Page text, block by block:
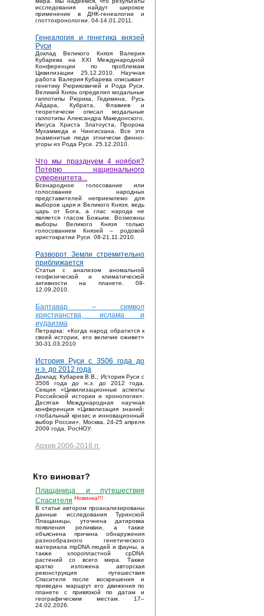
исследования найдут широкое
применение в ДНК-генеалогии и
глоттохронологии. 04-14.01.2011.
Генеалогия и генетика князей
Руси
Доклад Великого Князя Валерия
Кубарева на XXI Международной
Конференции по проблемам
Цивилизации 25.12.2010. Научная
работа Валерия Кубарева описывает
генетику Рюриковичей и Рода Руси.
Великий Князь определил модальные
гаплотипы Рюрика, Гедимина, Русь
Айдара, Кубрата, Флавиев и
теоретически описал модальные
гаплотипы Александра Македонского,
Иисуса Христа Златоуста, Пророка
Мухаммеда и Чингисхана. Все эти
знаменитые люди этнически финно-
угоры из Рода Руси. 25.12.2010.
Что мы празднуем 4 ноября?
Потерю национального
суверенитета...
Bсенародное голосование или
голосование народных
представителей неприемлемо для
выборов царя и Великого Князя, ведь
царь от Бога, а глас народа не
является гласом Божьим. Возможны
выборы Великого Князя только
голосованием Князей – родовой
аристократии Руси. 08-21.11.2010.
Разворот Земли стремительно
приближается
Статья с анализом аномальной
геофизической и климатической
активности на планете. 09-
12.09.2010.
Балтавар – символ
христианства, ислама и
иудаизма
Петрарка: «Когда народ обратится к
своей истории, его величие оживет»
30-31.03.2010
История Руси с 3506 года до
н.э. до 2012 года
Доклад: Кубарев В.В., История Руси с
3506 года до н.э. до 2012 года.
Секция «Цивилизационные аспекты
Российской истории и хронологии».
Десятая Международная научная
конференция «Цивилизация знаний:
глобальный кризис и инновационный
выбор России», Москва, 24-25 апреля
2009 года, РосНОУ.
Архив 2006-2018 гг.
Кто виноват?
Плащаница и путешествия
Спасителя Новинка!!!
В статье автором проанализированы
данные исследования Туринской
Плащаницы, уточнена датировка
появления реликвии, а также
объяснена причина обнаружения
разнообразного генетического
материала mpDNA людей и фауны, а
также хлоропластной cpDNA
растений со всего мира. Также
кратко изложена авторская
реконструкция путешествия
Спасителя после воскрешения и
приведен маршрут его движения по
планете с привязкой по датам и
географическим местам. 17–
24.02.2026.